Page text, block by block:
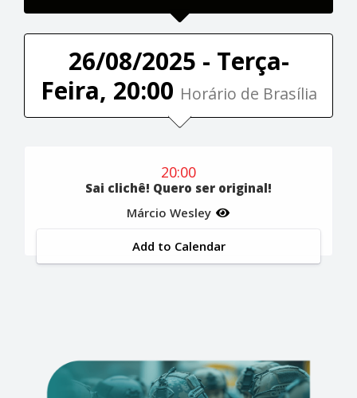
26/08/2025 - Terça-
Feira, 20:00 Horário de Brasília
20:00
Sai clichê! Quero ser original!
Márcio Wesley
Add to Calendar